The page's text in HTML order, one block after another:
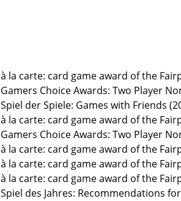
à la carte: card game award of the
Gamers Choice Awards: Two Player
Spiel der Spiele: Games with Friends
à la carte: card game award of the
Gamers Choice Awards: Two Player
à la carte: card game award of the
à la carte: card game award of the
à la carte: card game award of the
Spiel des Jahres: Recommendations